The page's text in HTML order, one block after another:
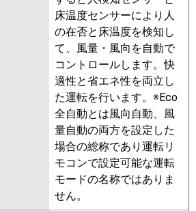
PCZX-ERMP80SK4 PCZX-
ERMP80SK3 PCZX-ERMP80SKL3
PCZX-ERMP80SKL2 PCZX-
ERMP80SK2 PCZX-ERMP80SKLZ
PCZX-ERMP80SKZ PCZX-
ERMP80SKY PCZX-ERMP80SKLY
PCZX-ERMP80SKLV PCZX-
ERMP80SKV PCZX-ERMP80SKLR
PCZX-ERMP80SKR
RPC-GP80RSHPJ9 RPC-
GP80RSHPJ8
RPC-GP80RSHPJ7
RPC-GP80RSHPJ6
床温度センサーにより人
の在否と床温度を検知し
て、風量・風向を自動で
コントロールします。快
適性と省エネ性を両立し
た運転を行います。※Eco
全自動とは風向自動、風
量自動の両方を設定した
場合の総称であり運転リ
モコンで設定可能な運転
モードの名称ではありま
せん。